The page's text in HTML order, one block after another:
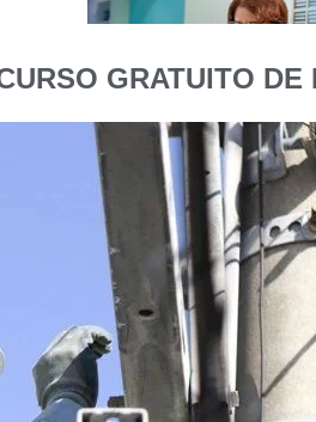
GRATUITO